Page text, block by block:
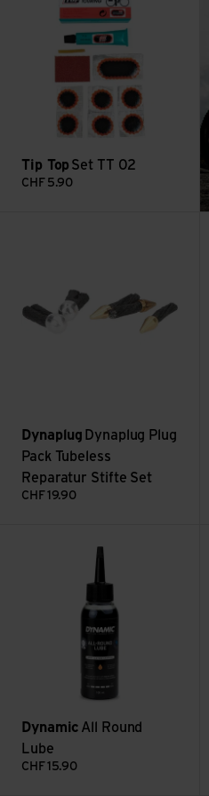
Tip Top Set TT 02
CHF 5.90
Dynaplug Dynaplug Plug
Pack Tubeless
Reparatur Stifte Set
CHF 19.90
Dynamic All Round
Lube
CHF 15.90